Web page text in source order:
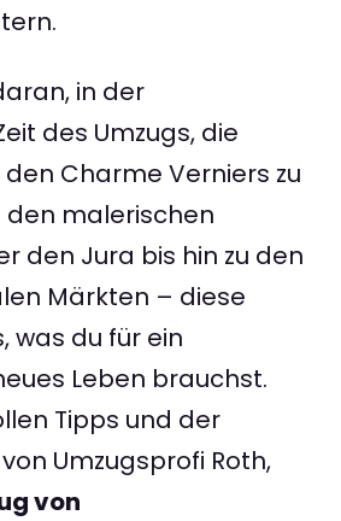
in der
des Umzugs, die
Charme Verniers zu
den malerischen
den Jura bis hin zu den
Märkten – diese
was du für ein
Leben brauchst.
Tipps und der
Umzugsprofi Roth,
von